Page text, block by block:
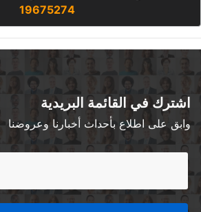
19675274
اشترك في القائمة البريدية
وابق على اطلاع بأحداث أخبارنا وعروضنا